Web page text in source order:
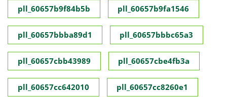
pll_60657b9f84b5b pll_60657b9fa1546
pll_60657bbba89d1 pll_60657bbbc65a3
pll_60657cbb43989 pll_60657cbe4fb3a
pll_60657cc642010 pll_60657cc8260e1